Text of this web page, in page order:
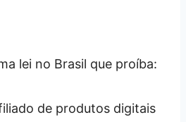
lei no Brasil que proíba:
de produtos digitais